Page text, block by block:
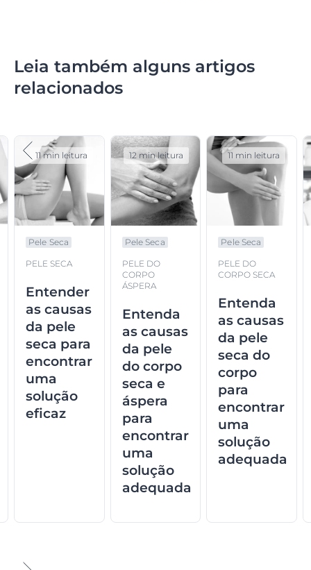
Leia também alguns artigos
relacionados
Pele Seca
PELE SECA
Entender
as causas
da pele
seca para
encontrar
uma
solução
eficaz
11 min leitura
Pele Seca
PELE DO
CORPO
ÁSPERA
Entenda
as causas
da pele
do corpo
seca e
áspera
para
encontrar
uma
solução
adequada
12 min leitura
Pele Seca
PELE DO
CORPO SECA
Entenda
as causas
da pele
seca do
corpo
para
encontrar
uma
solução
adequada
11 min leitura